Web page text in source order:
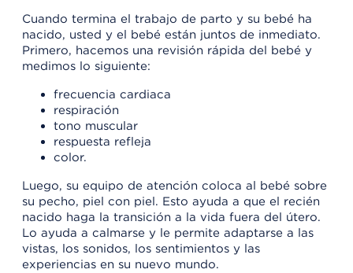
Cuando termina el trabajo de parto y su bebé ha
nacido, usted y el bebé están juntos de inmediato.
Primero, hacemos una revisión rápida del bebé y
medimos lo siguiente:
frecuencia cardiaca
respiración
tono muscular
respuesta refleja
color.
Luego, su equipo de atención coloca al bebé sobre
su pecho, piel con piel. Esto ayuda a que el recién
nacido haga la transición a la vida fuera del útero.
Lo ayuda a calmarse y le permite adaptarse a las
vistas, los sonidos, los sentimientos y las
experiencias en su nuevo mundo.